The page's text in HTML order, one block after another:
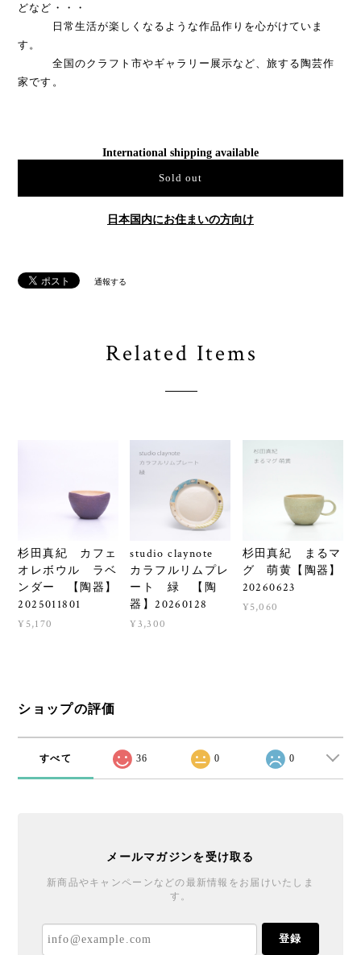
どなど・・・
日常生活が楽しくなるような作品作りを心がけていま
す。
全国のクラフト市やギャラリー展示など、旅する陶芸作
家です。
International shipping available
Sold out
日本国内にお住まいの方向け
通報する
Related Items
杉田真紀 カフェ
オレボウル ラベ
ンダー 【陶器】
2025011801
¥5,170
studio claynote
カラフルリムプレ
ート 緑 【陶
器】20260128
¥3,300
杉田真紀 まるマ
グ 萌黄【陶器】
20260623
¥5,060
ショップの評価
すべて 36 0 0
メールマガジンを受け取る
新商品やキャンペーンなどの最新情報をお届けいたしま
す。
登録